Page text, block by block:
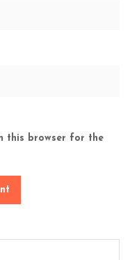
this browser for the